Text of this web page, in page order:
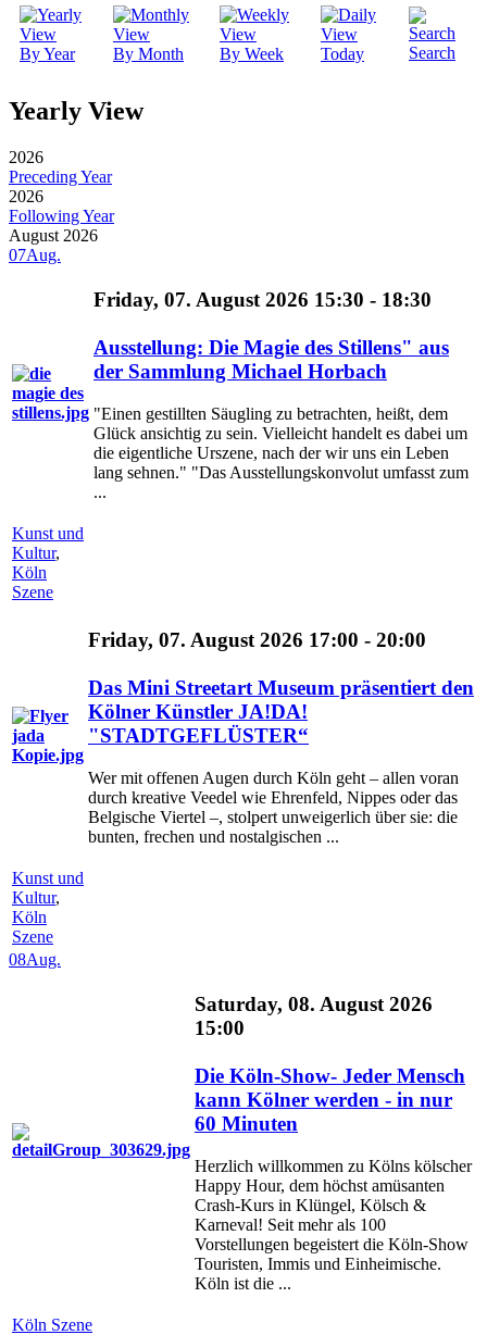
By Year By Month By Week Today Search
Yearly View
2026
Preceding Year
2026
Following Year
August 2026
07Aug.
Friday, 07. August 2026 15:30 - 18:30
Ausstellung: Die Magie des Stillens" aus
der Sammlung Michael Horbach
"Einen gestillten Säugling zu betrachten, heißt, dem
Glück ansichtig zu sein. Vielleicht handelt es dabei um
die eigentliche Urszene, nach der wir uns ein Leben
lang sehnen." "Das Ausstellungskonvolut umfasst zum
...
Kunst und
Kultur,
Köln
Szene
Friday, 07. August 2026 17:00 - 20:00
Das Mini Streetart Museum präsentiert den
Kölner Künstler JA!DA!
"STADTGEFLÜSTER“
Wer mit offenen Augen durch Köln geht – allen voran
durch kreative Veedel wie Ehrenfeld, Nippes oder das
Belgische Viertel –, stolpert unweigerlich über sie: die
bunten, frechen und nostalgischen ...
Kunst und
Kultur,
Köln
Szene
08Aug.
Saturday, 08. August 2026
15:00
Die Köln-Show- Jeder Mensch
kann Kölner werden - in nur
60 Minuten
Herzlich willkommen zu Kölns kölscher
Happy Hour, dem höchst amüsanten
Crash-Kurs in Klüngel, Kölsch &
Karneval! Seit mehr als 100
Vorstellungen begeistert die Köln-Show
Touristen, Immis und Einheimische.
Köln ist die ...
Köln Szene